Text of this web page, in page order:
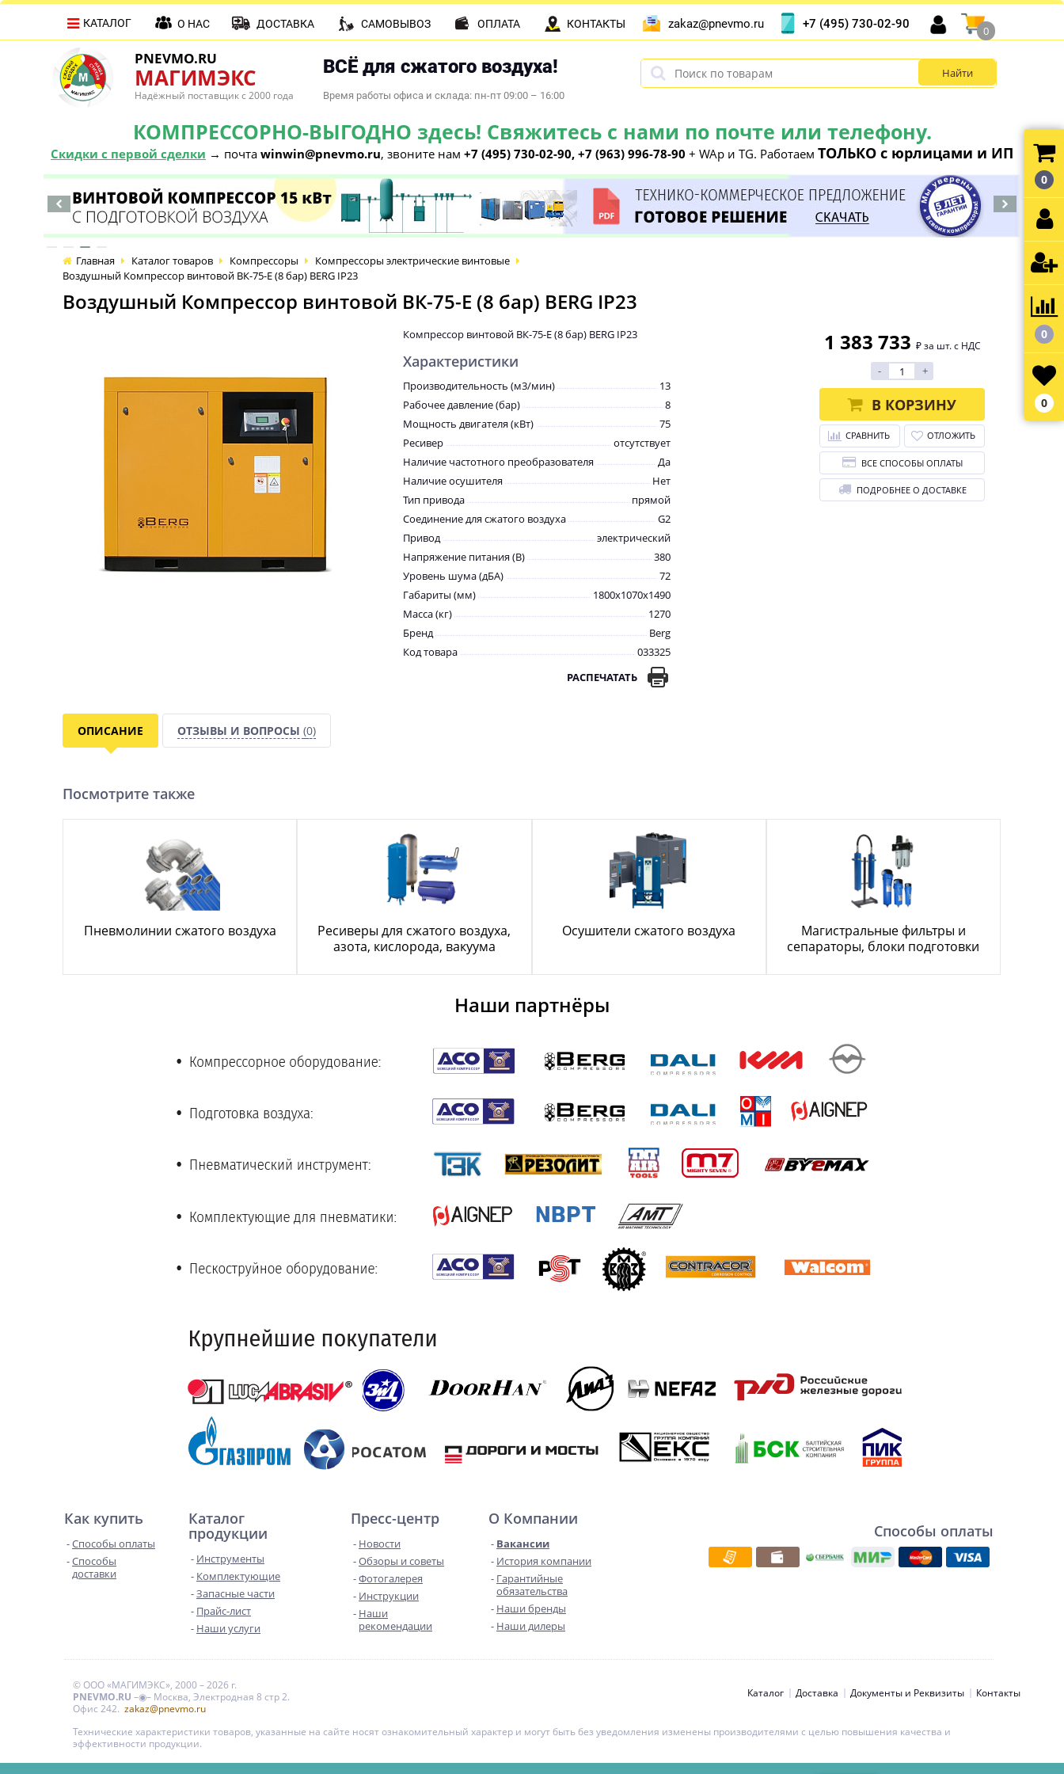
PNEVMO.RU
МАГИМЭКС
Надёжный поставщик с 2000 года
ВСЁ для сжатого воздуха!
Время работы офиса и склада: пн-пт 09:00 – 16:00
КОМПРЕССОРНО-ВЫГОДНО здесь! Свяжитесь с нами по почте или телефону.
Скидки с первой сделки → почта winwin@pnevmo.ru, звоните нам +7 (495) 730-02-90, +7 (963) 996-78-90 + WAp и TG. Работаем ТОЛЬКО с юрлицами и ИП
КАТАЛОГ О НАС ДОСТАВКА САМОВЫВОЗ ОПЛАТА КОНТАКТЫ zakaz@pnevmo.ru +7 (495) 730-02-90
0
Главная Каталог товаров Компрессоры
Компрессоры электрические винтовые
Воздушный Компрессор винтовой ВК-75-E (8 бар) BERG IP23
Воздушный Компрессор винтовой ВК-75-E (8 бар) BERG IP23
Компрессор винтовой ВК-75-E (8 бар) BERG IP23
Характеристики
Производительность (м3/мин)
13
Рабочее давление (бар)
8
Мощность двигателя (кВт)
75
Ресивер
отсутствует
Наличие частотного преобразователя
Да
Наличие осушителя
Нет
Тип привода
прямой
Соединение для сжатого воздуха
G2
Привод
электрический
Напряжение питания (В)
380
Уровень шума (дБА)
72
Габариты (мм)
1800x1070x1490
Масса (кг)
1270
Бренд
Berg
Код товара
033325
РАСПЕЧАТАТЬ
1 383 733 ₽ за шт. с НДС
- +
В КОРЗИНУ
СРАВНИТЬ ОТЛОЖИТЬ
ВСЕ СПОСОБЫ ОПЛАТЫ
ПОДРОБНЕЕ О ДОСТАВКЕ
ОПИСАНИЕ ОТЗЫВЫ И ВОПРОСЫ (0)
Посмотрите также
Пневмолинии сжатого воздуха
Ресиверы для сжатого воздуха,
азота, кислорода, вакуума
Осушители сжатого воздуха
Магистральные фильтры и
сепараторы, блоки подготовки
Наши партнёры
Как купить
Способы оплаты
Способы
доставки
Каталог
продукции
Инструменты
Комплектующие
Запасные части
Прайс-лист
Наши услуги
Пресс-центр
Новости
Обзоры и советы
Фотогалерея
Инструкции
Наши
рекомендации
О Компании
Вакансии
История компании
Гарантийные
обязательства
Наши бренды
Наши дилеры
Способы оплаты
© ООО «МАГИМЭКС», 2000 – 2026 г.
PNEVMO.RU –◉– Москва, Электродная 8 стр 2.
Офис 242. zakaz@pnevmo.ru
Каталог Доставка Документы и Реквизиты Контакты
0
0
0
Технические характеристики товаров, указанные на сайте носят ознакомительный характер и могут быть без уведомления изменены производителями с целью повышения качества и
эффективности продукции.